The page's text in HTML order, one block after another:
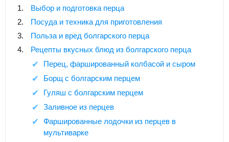
Выбор и подготовка перца
Посуда и техника для приготовления
Польза и вред болгарского перца
Рецепты вкусных блюд из болгарского перца
Перец, фаршированный колбасой и сыром
Борщ с болгарским перцем
Гуляш с болгарским перцем
Заливное из перцев
Фаршированные лодочки из перцев в
мультиварке